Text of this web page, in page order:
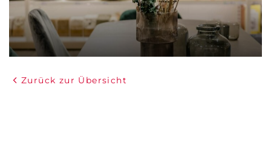
Zurück zur Übersicht